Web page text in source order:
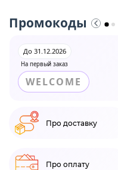
Промокоды
На первый заказ
До 31.12.2026
WELCOME
Про доставку
Про оплату